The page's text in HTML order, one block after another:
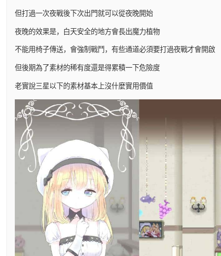
但打過一次夜戰後下次出門就可以從夜晚開始
夜晚的效果是，白天安全的地方會長出魔力植物
不能用椅子傳送，會強制戰鬥，有些通道必須要打過夜戰才會開啟
但後期為了素材的稀有度還是得累積一下危險度
老實說三星以下的素材基本上沒什麼實用價值